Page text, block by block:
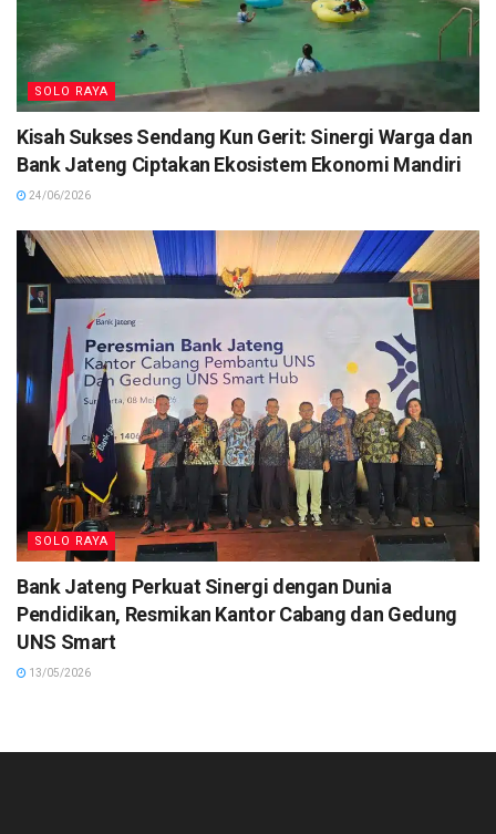
SOLO RAYA
Kisah Sukses Sendang Kun Gerit: Sinergi Warga dan
Bank Jateng Ciptakan Ekosistem Ekonomi Mandiri
24/06/2026
SOLO RAYA
Bank Jateng Perkuat Sinergi dengan Dunia
Pendidikan, Resmikan Kantor Cabang dan Gedung
UNS Smart
13/05/2026